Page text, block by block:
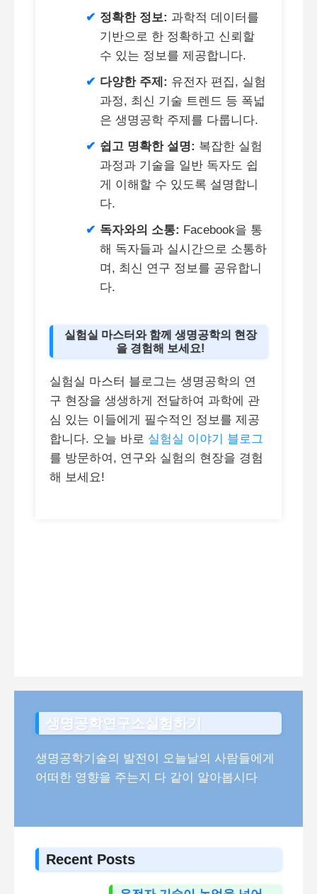
정확한 정보: 과학적 데이터를
기반으로 한 정확하고 신뢰할
수 있는 정보를 제공합니다.
다양한 주제: 유전자 편집, 실험
과정, 최신 기술 트렌드 등 폭넓
은 생명공학 주제를 다룹니다.
쉽고 명확한 설명: 복잡한 실험
과정과 기술을 일반 독자도 쉽
게 이해할 수 있도록 설명합니
다.
독자와의 소통: Facebook을 통
해 독자들과 실시간으로 소통하
며, 최신 연구 정보를 공유합니
다.
실험실 마스터와 함께 생명공학의 현장
을 경험해 보세요!
실험실 마스터 블로그는 생명공학의 연
구 현장을 생생하게 전달하여 과학에 관
심 있는 이들에게 필수적인 정보를 제공
합니다. 오늘 바로 실험실 이야기 블로그
를 방문하여, 연구와 실험의 현장을 경험
해 보세요!
생명공학연구소실험하기
생명공학기술의 발전이 오늘날의 사람들에게
어떠한 영향을 주는지 다 같이 알아봅시다
Recent Posts